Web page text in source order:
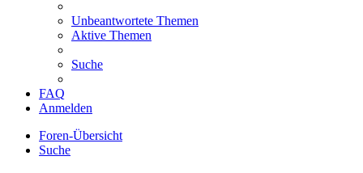
Unbeantwortete Themen
Aktive Themen
Suche
FAQ
Anmelden
Foren-Übersicht
Suche